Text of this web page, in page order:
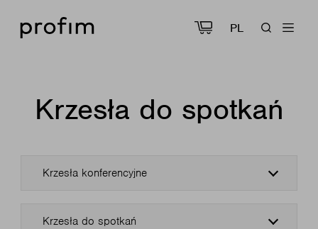
PL
Krzesła do spotkań
Krzesła konferencyjne
Krzesła do spotkań